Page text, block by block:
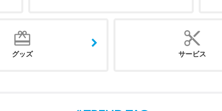
グッズ サービス